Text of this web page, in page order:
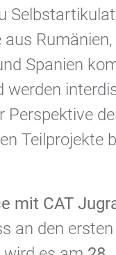
aus
Spanien
werden
Perspektive
Teilprojekte
mit CAT
an den ersten